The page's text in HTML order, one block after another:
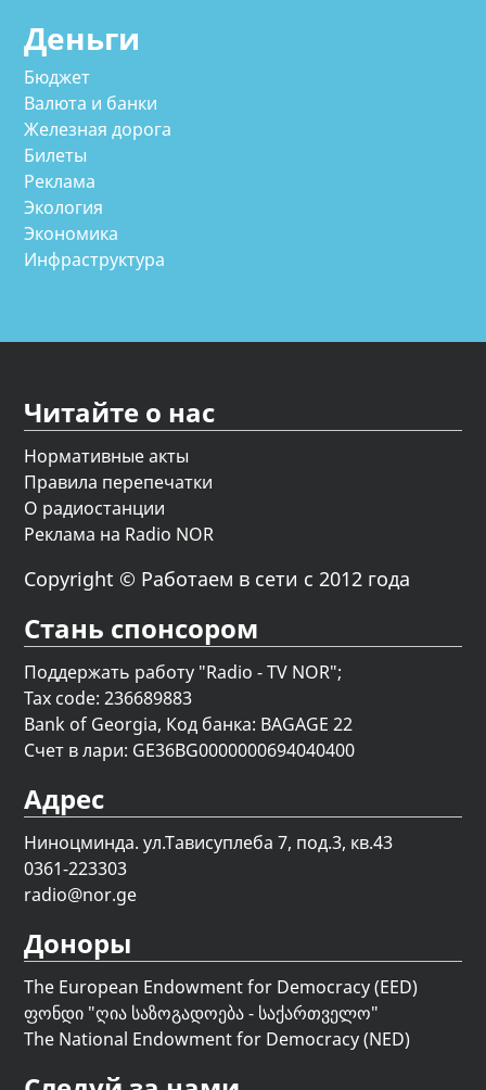
Деньги
Бюджет
Валюта и банки
Железная дорога
Билеты
Реклама
Экология
Экономика
Инфраструктура
Читайте о нас
Нормативные акты
Правила перепечатки
О радиостанции
Реклама на Radio NOR
Copyright © Работаем в сети с 2012 года
Стань спонсором
Поддержать работу "Radio - TV NOR";
Tax code: 236689883
Bank of Georgia, Код банка: BAGAGE 22
Счет в лари: GE36BG0000000694040400
Адрес
Ниноцминда. ул.Тависуплеба 7, под.3, кв.43
0361-223303
radio@nor.ge
Доноры
The European Endowment for Democracy (EED)
ფონდი "ღია საზოგადოება - საქართველო"
The National Endowment for Democracy (NED)